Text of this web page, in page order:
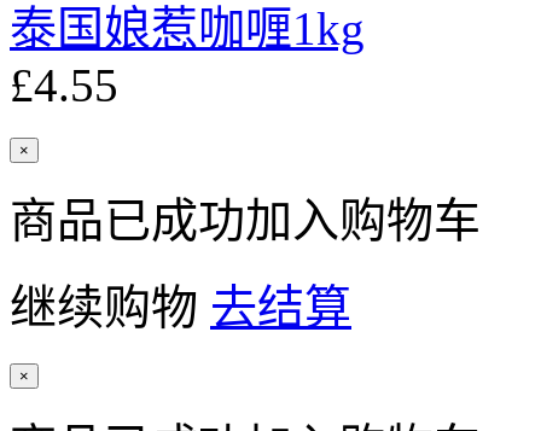
泰国娘惹咖喱1kg
£4.55
×
商品已成功加入购物车
继续购物 去结算
×